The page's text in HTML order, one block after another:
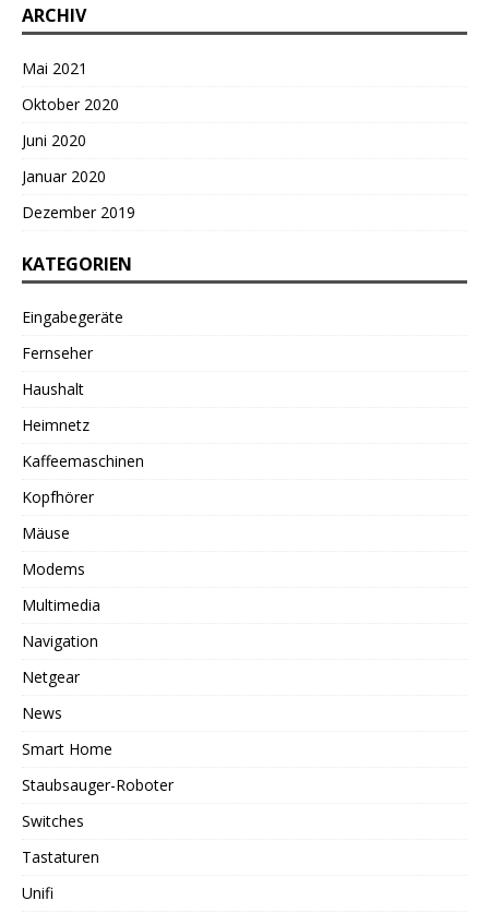
ARCHIV
Mai 2021
Oktober 2020
Juni 2020
Januar 2020
Dezember 2019
KATEGORIEN
Eingabegeräte
Fernseher
Haushalt
Heimnetz
Kaffeemaschinen
Kopfhörer
Mäuse
Modems
Multimedia
Navigation
Netgear
News
Smart Home
Staubsauger-Roboter
Switches
Tastaturen
Unifi